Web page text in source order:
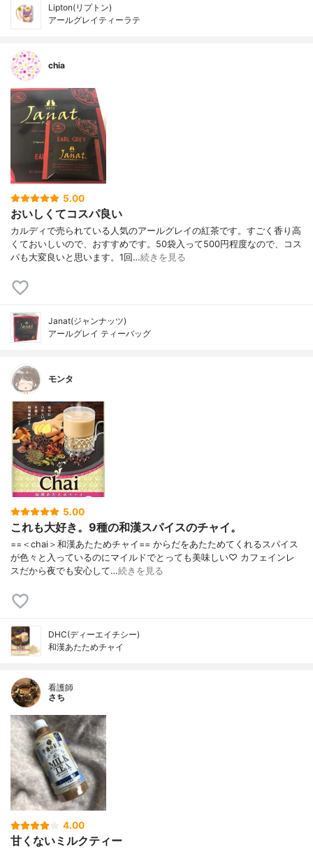
Lipton(リプトン)
アールグレイティーラテ
chia
5.00
おいしくてコスパ良い
カルディで売られている人気のアールグレイの紅茶です。すごく香り高
くておいしいので、おすすめです。50袋入って500円程度なので、コス
パも大変良いと思います。1回…続きを見る
Janat(ジャンナッツ)
アールグレイ ティーバッグ
モンタ
5.00
これも大好き。9種の和漢スパイスのチャイ。
==＜chai＞和漢あたためチャイ== からだをあたためてくれるスパイス
が色々と入っているのにマイルドでとっても美味しい♡ カフェインレ
スだから夜でも安心して…続きを見る
DHC(ディーエイチシー)
和漢あたためチャイ
看護師
さち
4.00
甘くないミルクティー